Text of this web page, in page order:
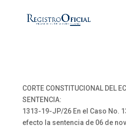
CORTE CONSTITUCIONAL DEL
SENTENCIA:
1313-19-JP/26 En el Caso No.
efecto la sentencia de 06 de